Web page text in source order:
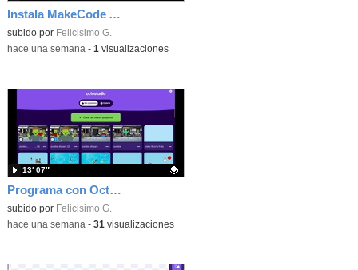
Instala MakeCode Arcade offline para programar grandes juegos sin necesidad de Internet
Contenido educativo.
subido por Felicisimo G.
-hace una semana - 1 visualizaciones
Programa con OctoStudio, un juego de disparos contra Zombies con un cargador basado en el House of the dead
Contenido educativo.
subido por Felicisimo G.
13′ 07″
-hace una semana - 31 visualizaciones